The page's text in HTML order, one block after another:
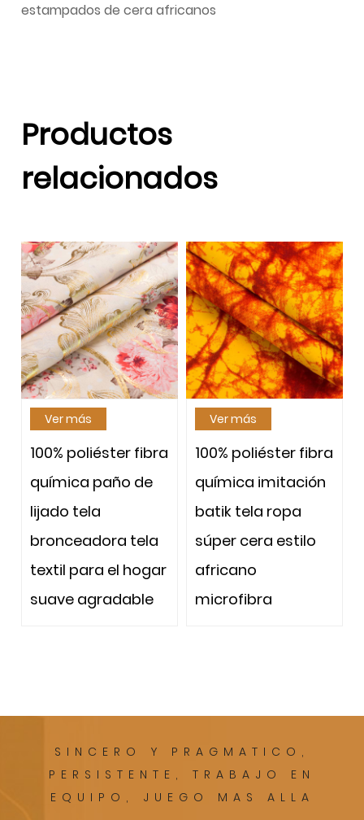
estampados de cera africanos
Productos
relacionados
fibra
paño de
tela
el hogar
agradable
tiene
diseños
100% poliéster fibra
química imitación
batik tela ropa
súper cera estilo
africano
microfibra
100%
química
lijado tela
el
también
muchos
microfibra
SINCERO Y PRAGMATICO,
PERSISTENTE, TRABAJO EN
EQUIPO, JUEGO MAS ALLA